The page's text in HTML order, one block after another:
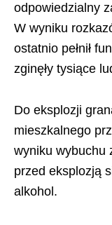
odpowiedzialny
W wyniku
ostatnio pełnił
zginęły tysiące
Do eksplozji
mieszkalnego
wyniku wybuchu
przed eksplozją
alkohol.